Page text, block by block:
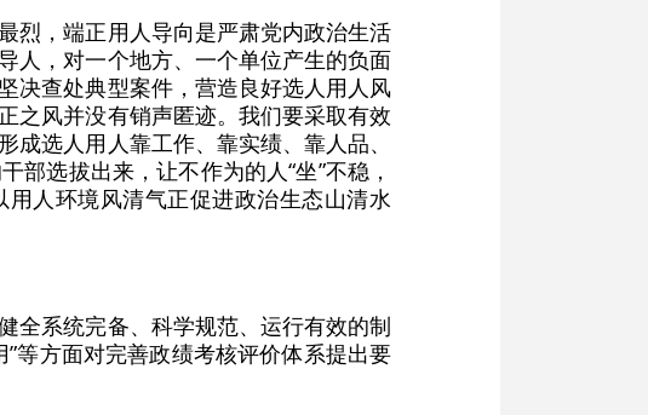
烈，端正用人导向是严肃党内政治生活
人，对一个地方、一个单位产生的负面
决查处典型案件，营造良好选人用人风
之风并没有销声匿迹。我们要采取有效
选人用人靠工作、靠实绩、靠人品、
选拔出来，让不作为的人“坐”不稳，
人环境风清气正促进政治生态山清水
全系统完备、科学规范、运行有效的制
等方面对完善政绩考核评价体系提出要